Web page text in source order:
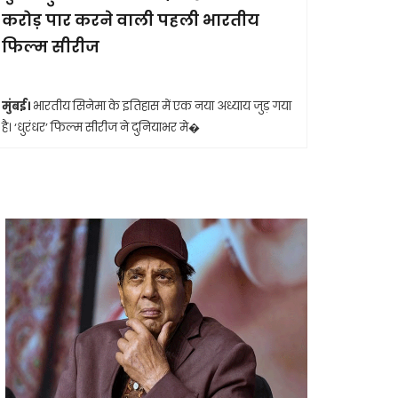
करोड़ पार करने वाली पहली भारतीय
फिल्म सीरीज
मुंबई। भारतीय सिनेमा के इतिहास में एक नया अध्याय जुड़ गया
है। ‘धुरंधर’ फिल्म सीरीज ने दुनियाभर मे�